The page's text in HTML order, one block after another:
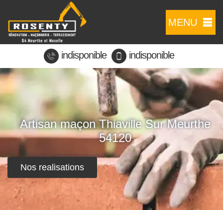
MENU
indisponible indisponible
Artisan maçon Thiaville Sur Meurthe
54120
Nos realisations